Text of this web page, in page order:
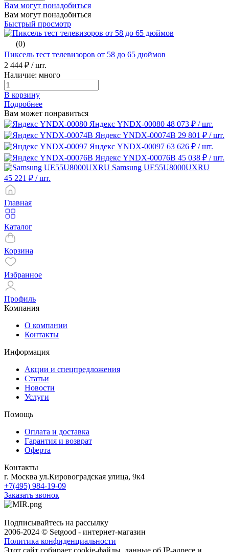
Вам могут понадобиться
Вам могут понадобиться
Быстрый просмотр
(0)
Пиксель тест телевизоров от 58 до 65 дюймов
2 444 ₽ / шт.
Наличие: много
В корзину
Подробнее
Вам может понравиться
Яндекс YNDX-00080 48 073 ₽ / шт.
Яндекс YNDX-00074B 29 801 ₽ / шт.
Яндекс YNDX-00097 63 626 ₽ / шт.
Яндекс YNDX-00076B 45 038 ₽ / шт.
Samsung UE55U8000UXRU
45 221 ₽ / шт.
Главная
Каталог
Корзина
Избранное
Профиль
Компания
О компании
Контакты
Информация
Акции и спецпредложения
Статьи
Новости
Услуги
Помощь
Оплата и доставка
Гарантия и возврат
Оферта
Контакты
г. Москва ул.Кировоградская улица, 9к4
+7(495) 984-19-09
Заказать звонок
Подписывайтесь на рассылку
2006-2024 © Setgood - интернет-магазин
Политика конфиденциальности
Этот сайт собирает cookie-файлы, данные об IP-адресе и